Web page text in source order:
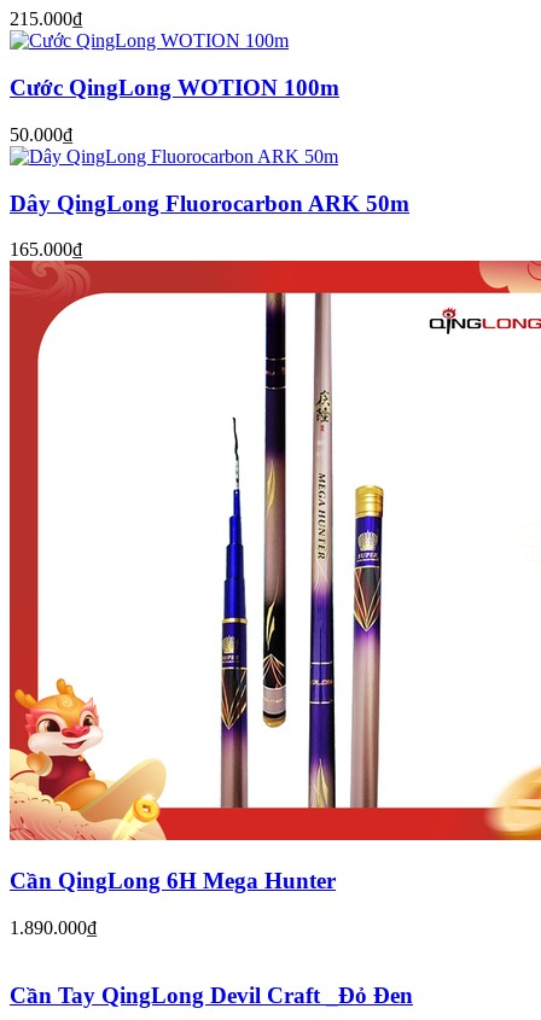
215.000₫
Cước QingLong WOTION 100m
50.000₫
Dây QingLong Fluorocarbon ARK 50m
165.000₫
Cần QingLong 6H Mega Hunter
1.890.000₫
Cần Tay QingLong Devil Craft _Đỏ Đen